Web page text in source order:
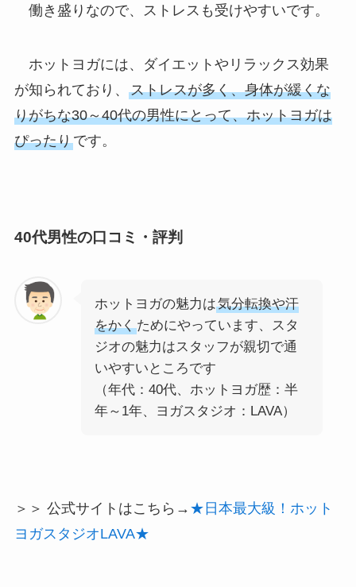
働き盛りなので、ストレスも受けやすいです。
ホットヨガには、ダイエットやリラックス効果
が知られており、 ストレスが多く、身体が緩くな
りがちな30～40代の男性にとって、ホットヨガは
ぴったりです。
40代男性の口コミ・評判
ホットヨガの魅力は気分転換や汗
をかくためにやっています、スタ
ジオの魅力はスタッフが親切で通
いやすいところです
（年代：40代、ホットヨガ歴：半
年～1年、ヨガスタジオ：LAVA）
＞＞ 公式サイトはこちら→ ★日本最大級！ホット
ヨガスタジオLAVA★